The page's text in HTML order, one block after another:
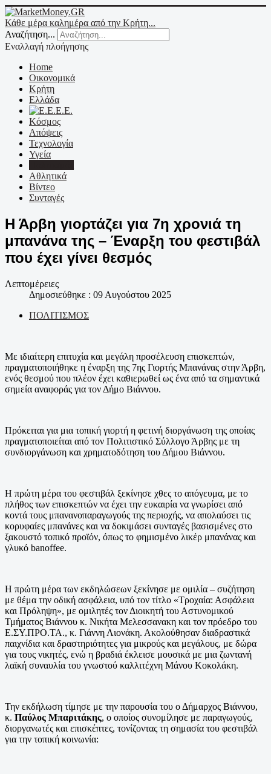
Κάθε μέρα καλημέρα από την Κρήτη...
Αναζήτηση...
Εναλλαγή πλοήγησης
Home
Οικονομικά
Κρήτη
Ελλάδα
Ε.Ε.
Κόσμος
Απόψεις
Τεχνολογία
Υγεία
Αθλητικά
Βίντεο
Συνταγές
Η Άρβη γιορτάζει για 7η χρονιά τη
μπανάνα της – Έναρξη του φεστιβάλ
που έχει γίνει θεσμός
Λεπτομέρειες
Δημοσιεύθηκε : 09 Αυγούστου 2025
ΠΟΛΙΤΙΣΜΟΣ
Με ιδιαίτερη επιτυχία και μεγάλη προσέλευση επισκεπτών,
πραγματοποιήθηκε η έναρξη της 7ης Γιορτής Μπανάνας στην Άρβη,
ενός θεσμού που πλέον έχει καθιερωθεί ως ένα από τα σημαντικά
σημεία αναφοράς για τον Δήμο Βιάννου.
Πρόκειται για μια τοπική γιορτή η φετινή διοργάνωση της οποίας
πραγματοποιείται από τον Πολιτιστικό Σύλλογο Άρβης με τη
συνδιοργάνωση και χρηματοδότηση του Δήμου Βιάννου.
Η πρώτη μέρα του φεστιβάλ ξεκίνησε χθες το απόγευμα, με το
πλήθος των επισκεπτών να έχει την ευκαιρία να γνωρίσει από
κοντά τους μπανανοπαραγωγούς της περιοχής, να απολαύσει τις
κορυφαίες μπανάνες και να δοκιμάσει συνταγές βασισμένες στο
ξακουστό τοπικό προϊόν, όπως το φημισμένο λικέρ μπανάνας και
γλυκό banoffee.
Η πρώτη μέρα των εκδηλώσεων ξεκίνησε με ομιλία – συζήτηση
με θέμα την οδική ασφάλεια, υπό τον τίτλο «Τροχαία: Ασφάλεια
και Πρόληψη», με ομιλητές τον Διοικητή του Αστυνομικού
Τμήματος Βιάννου κ. Νικήτα Μελεσσανακη και τον πρόεδρο του
Ε.ΣΥ.ΠΡΟ.ΤΑ., κ. Γιάννη Λιονάκη. Ακολούθησαν διαδραστικά
παιχνίδια και δραστηριότητες για μικρούς και μεγάλους, με δώρα
για τους νικητές, ενώ η βραδιά έκλεισε μουσικά με μια ζωντανή
λαϊκή συναυλία του γνωστού καλλιτέχνη Μάνου Κοκολάκη.
Την εκδήλωση τίμησε με την παρουσία του ο Δήμαρχος Βιάννου,
κ. Παύλος Μπαριτάκης, ο οποίος συνομίλησε με παραγωγούς,
διοργανωτές και επισκέπτες, τονίζοντας τη σημασία του φεστιβάλ
για την τοπική κοινωνία: